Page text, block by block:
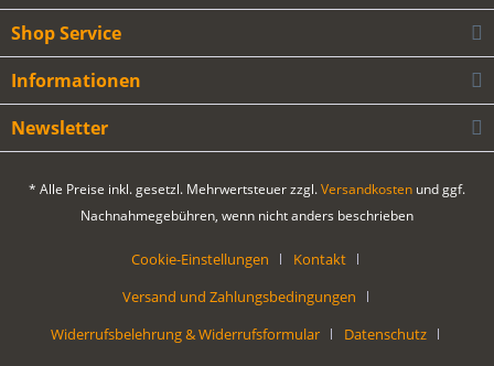
Shop Service
Informationen
Newsletter
* Alle Preise inkl. gesetzl. Mehrwertsteuer zzgl.Versandkosten und ggf.
Nachnahmegebühren, wenn nicht anders beschrieben
Cookie-Einstellungen
Kontakt
Versand und Zahlungsbedingungen
Widerrufsbelehrung & Widerrufsformular
Datenschutz